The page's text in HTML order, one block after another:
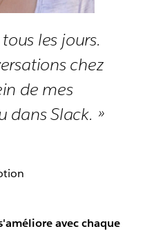
les jours.
chez
de mes
dans Slack. »
avec chaque